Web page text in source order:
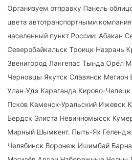
Организуем отправку Панель
цвета автотранспортными
населенный пункт России: Абакан
Северобайкальск Троицк Назрань
Звенигород Лангепас Тында Орёл
Черновцы Якутск Славянск
Улан-Удэ Караганда Кирово-
Псков Каменск-Уральский Ижевск
Бердск Элиста Невинномысск
Мирный Шымкент. Пыть-Ях
Челябинск Воронеж Ишимбай